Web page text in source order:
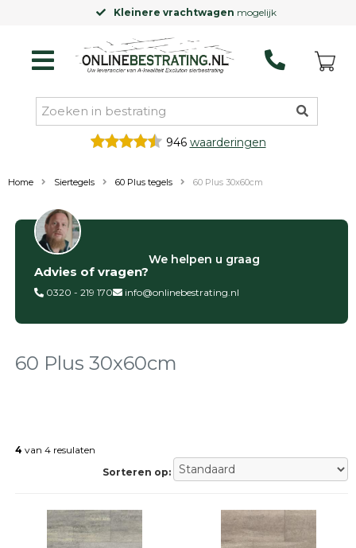
Kleinere vrachtwagenmogelijk
946 waarderingen
Home Siertegels 60 Plus tegels 60 Plus 30x60cm
Filter op
Categorieën
Betontegels
tegels
Natuursteen
Stoeptegels
Sierbestrating
Betonklinkers
Gebakken
Advies of vragen?
We helpen u graag
0320 - 219 170 info@onlinebestrating.nl
60 Plus 30x60cm
4 van 4 resulaten
Sorteren op: